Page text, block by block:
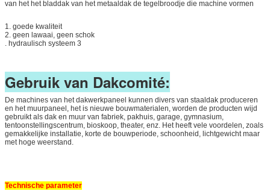
van het het bladdak van het metaaldak de tegelbroodje die machine vormen
1. goede kwaliteit
2. geen lawaai, geen schok
. hydraulisch systeem 3
Gebruik van Dakcomité:
De machines van het dakwerkpaneel kunnen divers van staaldak produceren
en het muurpaneel, het is nieuwe bouwmaterialen, worden de producten wijd
gebruikt als dak en muur van fabriek, pakhuis, garage, gymnasium,
tentoonstellingscentrum, bioskoop, theater, enz. Het heeft vele voordelen, zoals
gemakkelijke installatie, korte de bouwperiode, schoonheid, lichtgewicht maar
met hoge weerstand.
Technische parameter